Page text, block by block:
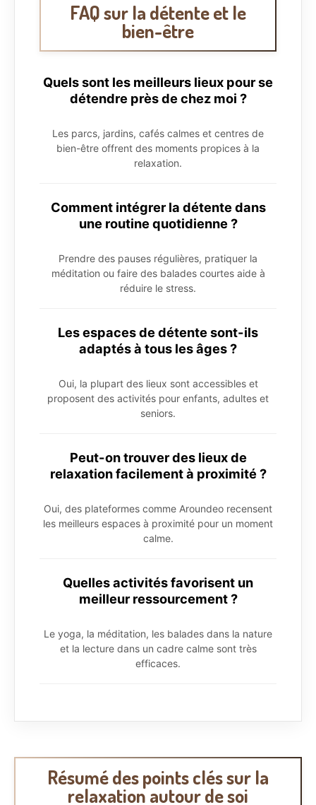
FAQ sur la détente et le
bien-être
Quels sont les meilleurs lieux pour se
détendre près de chez moi ?
Les parcs, jardins, cafés calmes et centres de
bien-être offrent des moments propices à la
relaxation.
Comment intégrer la détente dans
une routine quotidienne ?
Prendre des pauses régulières, pratiquer la
méditation ou faire des balades courtes aide à
réduire le stress.
Les espaces de détente sont-ils
adaptés à tous les âges ?
Oui, la plupart des lieux sont accessibles et
proposent des activités pour enfants, adultes et
seniors.
Peut-on trouver des lieux de
relaxation facilement à proximité ?
Oui, des plateformes comme Aroundeo recensent
les meilleurs espaces à proximité pour un moment
calme.
Quelles activités favorisent un
meilleur ressourcement ?
Le yoga, la méditation, les balades dans la nature
et la lecture dans un cadre calme sont très
efficaces.
Résumé des points clés sur la
relaxation autour de soi